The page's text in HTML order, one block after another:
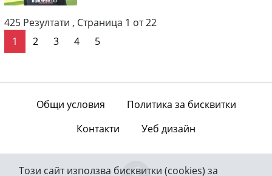
425 Резултати , Страница 1 от 22
1
2 3 4 5
Общи условия
Политика за бисквитки
Контакти
Уеб дизайн
Този сайт използва бисквитки (cookies) за